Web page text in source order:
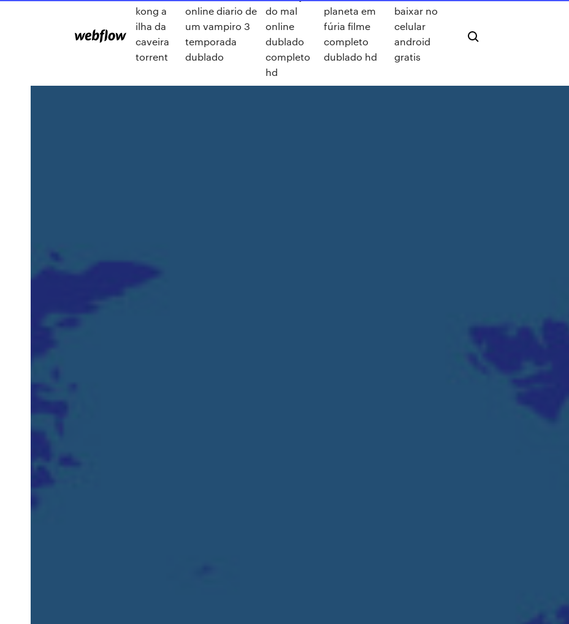
kong a
ilha da
caveira
torrent
online diario de
um vampiro 3
temporada
dublado
do mal
online
dublado
completo
hd
planeta em
fúria filme
completo
dublado hd
baixar no
celular
android
gratis